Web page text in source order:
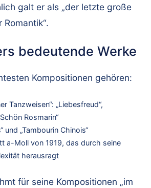
galt er als „der letzte große
bedeutende Werke
Kompositionen gehören:
Tanzweisen“: „Liebesfreud“,
Rosmarin“
und „Tambourin Chinois“
a-Moll von 1919, das durch seine
herausragt
für seine Kompositionen „im